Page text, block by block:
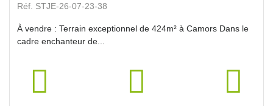
Réf. STJE-26-07-23-38
À vendre : Terrain exceptionnel de 424m² à Camors Dans le
cadre enchanteur de...